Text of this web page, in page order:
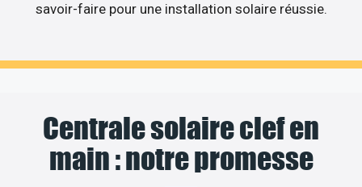
savoir-faire pour une installation solaire réussie.
Centrale solaire clef en
main : notre promesse